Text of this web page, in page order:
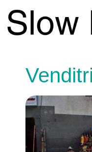
contenuto